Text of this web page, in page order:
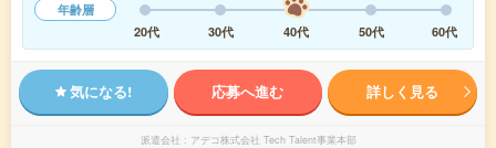
年齢層
20代
30代 40代 50代 60代
気になる! 応募へ進む 詳しく見る
派遣会社 アデコ株式会社 Tech Talent事業本部